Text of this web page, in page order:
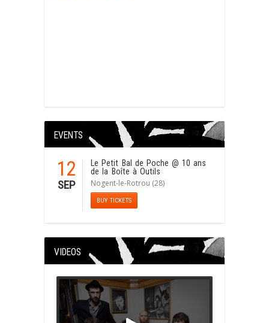
EVENTS
12
SEP
Le Petit Bal de Poche @ 10 ans
de la Boîte à Outils
Nogent-le-Rotrou (28)
BUY TICKETS
VIDEOS